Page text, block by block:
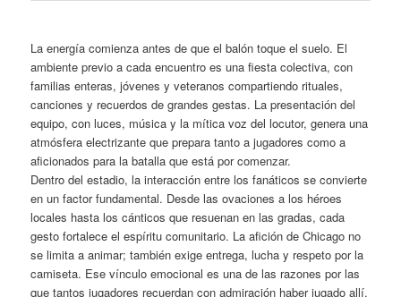
La energía comienza antes de que el balón toque el suelo. El
ambiente previo a cada encuentro es una fiesta colectiva, con
familias enteras, jóvenes y veteranos compartiendo rituales,
canciones y recuerdos de grandes gestas. La presentación del
equipo, con luces, música y la mítica voz del locutor, genera una
atmósfera electrizante que prepara tanto a jugadores como a
aficionados para la batalla que está por comenzar.
Dentro del estadio, la interacción entre los fanáticos se convierte
en un factor fundamental. Desde las ovaciones a los héroes
locales hasta los cánticos que resuenan en las gradas, cada
gesto fortalece el espíritu comunitario. La afición de Chicago no
se limita a animar; también exige entrega, lucha y respeto por la
camiseta. Ese vínculo emocional es una de las razones por las
que tantos jugadores recuerdan con admiración haber jugado allí,